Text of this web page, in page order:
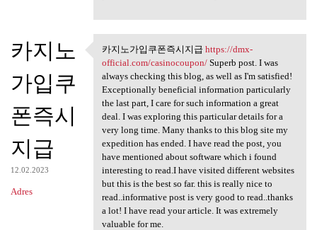
카지노
가입쿠
폰즉시
지급
12.02.2023
Adres
카지노가입쿠폰즉시지급
https://dmx
카지노가입쿠폰즉시지급 https://dmx-
official.com/casinocoupon/Superb post. I was
always checking this blog, as well as I'm satisfied!
Exceptionally beneficial information particularly
the last part, I care for such information a great
deal. I was exploring this particular details for a
very long time. Many thanks to this blog site my
expedition has ended. I have read the post, you
have mentioned about software which i found
interesting to read.I have visited different websites
but this is the best so far. this is really nice to
read..informative post is very good to read..thanks
a lot! I have read your article. It was extremely
valuable for me.